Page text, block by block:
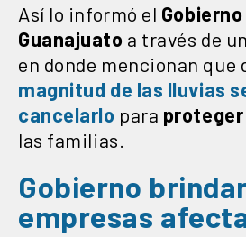
Así lo informó el
Guanajuato a través de
en donde mencionan que
magnitud de las lluvias
cancelarlo para
las familias.
Gobierno
empresas